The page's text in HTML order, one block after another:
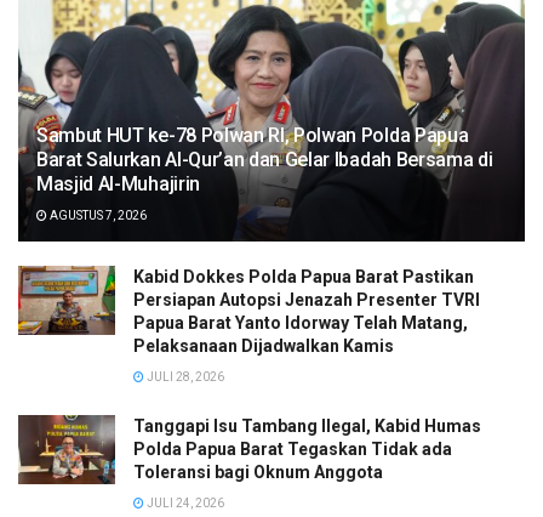
Sambut HUT ke-78 Polwan RI, Polwan Polda Papua
Barat Salurkan Al-Qur’an dan Gelar Ibadah Bersama di
Masjid Al-Muhajirin
AGUSTUS 7, 2026
Kabid Dokkes Polda Papua Barat Pastikan
Persiapan Autopsi Jenazah Presenter TVRI
Papua Barat Yanto Idorway Telah Matang,
Pelaksanaan Dijadwalkan Kamis
JULI 28, 2026
Tanggapi Isu Tambang Ilegal, Kabid Humas
Polda Papua Barat Tegaskan Tidak ada
Toleransi bagi Oknum Anggota
JULI 24, 2026